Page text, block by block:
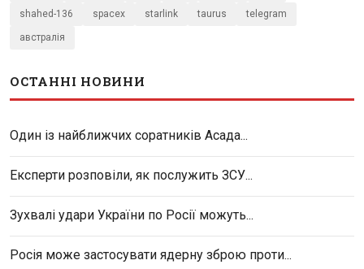
shahed-136 spacex starlink taurus telegram
австралія
ОСТАННІ НОВИНИ
Один із найближчих соратників Асада...
Експерти розповіли, як послужить ЗСУ...
Зухвалі удари України по Росії можуть...
Росія може застосувати ядерну зброю проти...